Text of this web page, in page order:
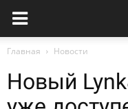
Главная Новости
Новый